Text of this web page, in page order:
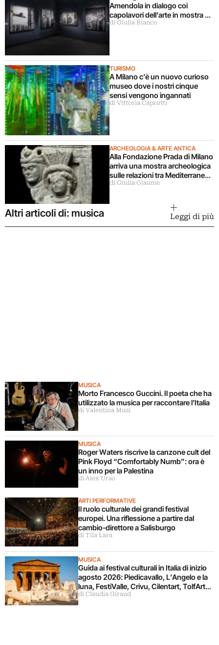
Amendola in dialogo coi
capolavori dell’arte in mostra a
Milano
di Giulia Bianco
TURISMO
A Milano c’è un nuovo curioso
museo dove i nostri cinque
sensi vengono ingannati
di Vittoria Caprotti
ARCHEOLOGIA & ARTE ANTICA
Alla Fondazione Prada di Milano
arriva una mostra archeologica
sulle relazioni tra Mediterraneo
e Asia
di Giulia Giaume
Altri articoli di: musica Leggi di più
MUSICA
Morto Francesco Guccini. Il poeta che ha
utilizzato la musica per raccontare l’Italia
di Valentina Muzi
MUSICA
Roger Waters riscrive la canzone cult del
Pink Floyd “Comfortably Numb”: ora è
un inno per la Palestina
di Alex Urso
ARTI PERFORMATIVE
Il ruolo culturale dei grandi festival
europei. Una riflessione a partire dal
cambio-direttore a Salisburgo
di Tila Lara
MUSICA
Guida ai festival culturali in Italia di inizio
agosto 2026: Piedicavallo, L’Angelo e la
luna, FestiValle, Crivu, Cilentart, TolfArte,
Pietrasanta è Ceramica
di Claudia Giraud